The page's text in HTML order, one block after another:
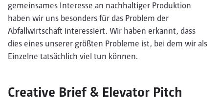
gemeinsames Interesse an nachhaltiger Produktion
haben wir uns besonders für das Problem der
Abfallwirtschaft interessiert. Wir haben erkannt, dass
dies eines unserer größten Probleme ist, bei dem wir als
Einzelne tatsächlich viel tun können.
Creative Brief & Elevator Pitch